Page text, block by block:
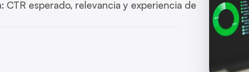
CTR esperado, relevancia y experiencia de